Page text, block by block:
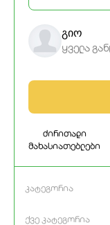
ძირითადი
მახასიათებლები
კატეგორია
ქვე კატეგორია
გიო
ყველა